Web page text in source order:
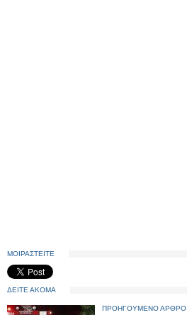
ΜΟΙΡΑΣΤΕΙΤΕ
ΔΕΙΤΕ ΑΚΟΜΑ
ΠΡΟΗΓΟΥΜΕΝΟ ΑΡΘΡΟ